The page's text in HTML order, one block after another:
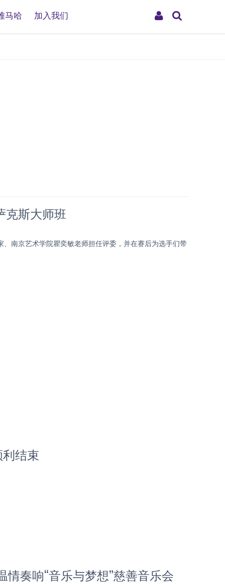
My
马哈 加入我们
克斯大师班
南京艺术学院瞿奕敏老师担任评委，并在赛后为选手们带
结束
奏响“音乐与梦想”慈善音乐会